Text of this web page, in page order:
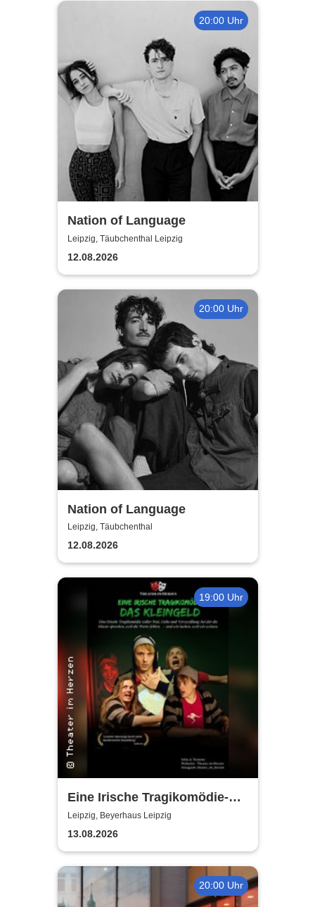
20:00 Uhr
Nation of Language
Leipzig, Täubchenthal Leipzig
12.08.2026
20:00 Uhr
Nation of Language
Leipzig, Täubchenthal
12.08.2026
19:00 Uhr
Eine Irische Tragikomödie-
Das Kleingeld | Getreu dem
Motto: Wir lachen, weil wir
weinen
Leipzig, Beyerhaus Leipzig
13.08.2026
20:00 Uhr